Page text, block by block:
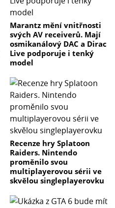
Marantz mění vnitřnosti
svých AV receiverů. Mají
osmikanálový DAC a Dirac
Live podporuje i tenký
model
Recenze hry Splatoon
Raiders. Nintendo
proměnilo svou
multiplayerovou sérii ve
skvělou singleplayerovku